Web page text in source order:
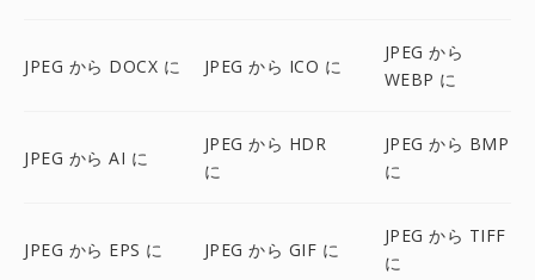
JPEG から DOCX に JPEG から ICO に
JPEG から
WEBP に
JPEG から AI に
JPEG から HDR
に
JPEG から BMP
に
JPEG から EPS に JPEG から GIF に
JPEG から TIFF
に